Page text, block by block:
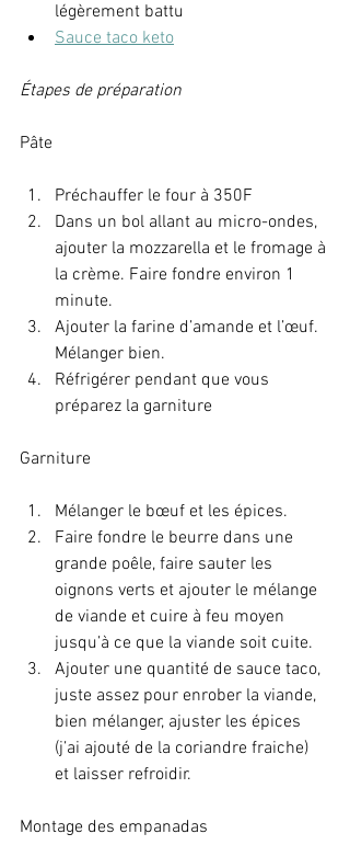
légèrement battu
Sauce taco keto
Étapes de préparation
Pâte
Préchauffer le four à 350F
Dans un bol allant au micro-ondes,
ajouter la mozzarella et le fromage à
la crème. Faire fondre environ 1
minute.
Ajouter la farine d’amande et l’œuf.
Mélanger bien.
Réfrigérer pendant que vous
préparez la garniture
Garniture
Mélanger le bœuf et les épices.
Faire fondre le beurre dans une
grande poêle, faire sauter les
oignons verts et ajouter le mélange
de viande et cuire à feu moyen
jusqu’à ce que la viande soit cuite.
Ajouter une quantité de sauce taco,
juste assez pour enrober la viande,
bien mélanger, ajuster les épices
(j’ai ajouté de la coriandre fraiche)
et laisser refroidir.
Montage des empanadas